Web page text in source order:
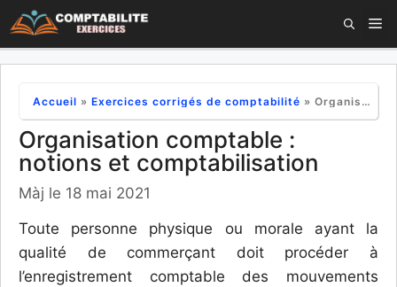
Aller
au
Accueil » Exercices corrigés de comptabilité »Organisation comptable : notions et comptabilisation
Organisation comptable :
notions et comptabilisation
Màj le 18 mai 2021
Toute personne physique ou morale ayant la
qualité de commerçant doit procéder à
l’enregistrement comptable des mouvements